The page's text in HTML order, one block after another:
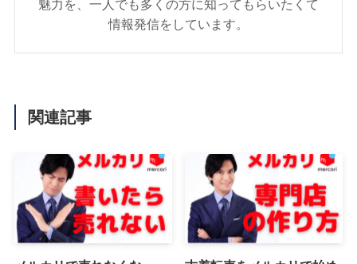
魅力を、一人でも多くの方に知ってもらいたくて
情報発信をしています。
関連記事